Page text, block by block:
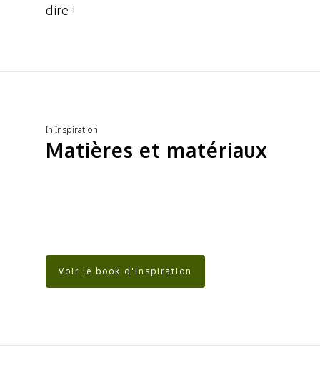
dire !
In Inspiration
Matières et matériaux
Voir le book d'inspiration